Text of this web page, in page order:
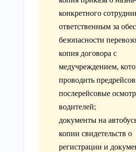
конкретного
ответственным за
безопасности
копия договора с
медучреждением,
проводить
послерейсовые
водителей;
документы на
копии свидетельств о
регистрации и